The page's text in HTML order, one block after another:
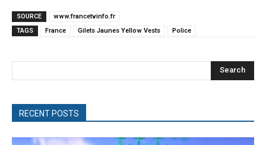
SOURCE
www.francetvinfo.fr
TAGS
France Gilets Jaunes Yellow Vests Police
Search
RECENT POSTS